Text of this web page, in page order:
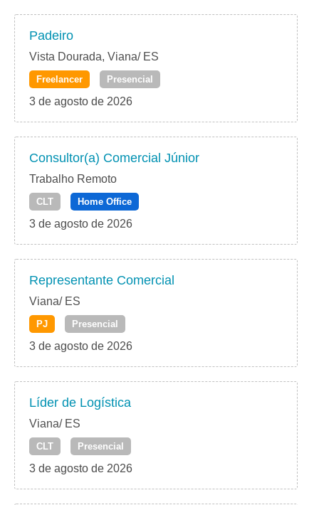
Padeiro
Vista Dourada, Viana/ ES
Freelancer Presencial
3 de agosto de 2026
Consultor(a) Comercial Júnior
Trabalho Remoto
CLT Home Office
3 de agosto de 2026
Representante Comercial
Viana/ ES
PJ Presencial
3 de agosto de 2026
Líder de Logística
Viana/ ES
CLT Presencial
3 de agosto de 2026